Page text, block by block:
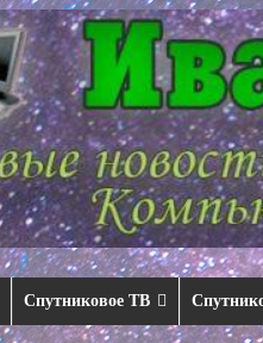
Спутниковое ТВ